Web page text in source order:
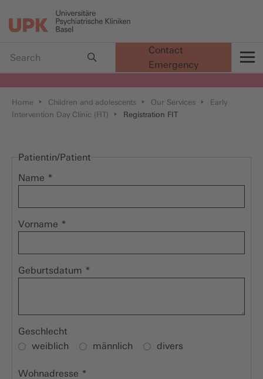
Home Children and adolescents Our Services
Early
Intervention Day Clinic (FIT)
Registration FIT
Patientin/Patient
Name *
Vorname *
Geburtsdatum *
Geschlecht
weiblich
männlich divers
Wohnadresse *
Contact
Emergency